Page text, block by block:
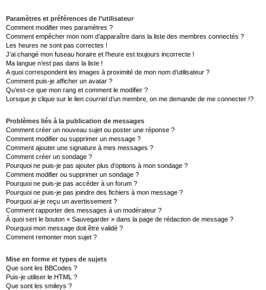
Paramètres et préférences de l’utilisateur
Comment modifier mes paramètres ?
Comment empêcher mon nom d’apparaître dans la liste des membres connectés ?
Les heures ne sont pas correctes !
J’ai changé mon fuseau horaire et l’heure est toujours incorrecte !
Ma langue n’est pas dans la liste !
A quoi correspondent les images à proximité de mon nom d’utilisateur ?
Comment puis-je afficher un avatar ?
Qu’est-ce que mon rang et comment le modifier ?
Lorsque je clique sur le lien courrield’un membre, on me demande de me connecter !?
Problèmes liés à la publication de messages
Comment créer un nouveau sujet ou poster une réponse ?
Comment modifier ou supprimer un message ?
Comment ajouter une signature à mes messages ?
Comment créer un sondage ?
Pourquoi ne puis-je pas ajouter plus d’options à mon sondage ?
Comment modifier ou supprimer un sondage ?
Pourquoi ne puis-je pas accéder à un forum ?
Pourquoi ne puis-je pas joindre des fichiers à mon message ?
Pourquoi ai-je reçu un avertissement ?
Comment rapporter des messages à un modérateur ?
À quoi sert le bouton « Sauvegarder » dans la page de rédaction de message ?
Pourquoi mon message doit être validé ?
Comment remonter mon sujet ?
Mise en forme et types de sujets
Que sont les BBCodes ?
Puis-je utiliser le HTML ?
Que sont les smileys ?